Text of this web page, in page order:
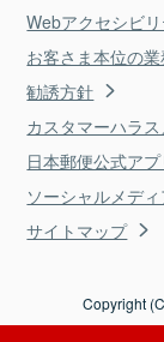
Webアクセシビ
お客さま本位の
勧誘方針
カスタマーハラ
日本郵便公式ア
ソーシャルメディ
サイトマップ
Copyright